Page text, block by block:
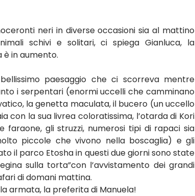
neri in diverse occasioni sia al mattino
schivi e solitari, ci spiega Gianluca, la
è in aumento.
paesaggio che ci scorreva mentre
i serpentari (enormi uccelli che camminano
la genetta maculata, il bucero (un uccello
con la sua livrea coloratissima, l’otarda di Kori
faraone, gli struzzi, numerosi tipi di rapaci sia
piccole che vivono nella boscaglia) e gli
il parco Etosha in questi due giorni sono state
sulla torta”con l’avvistamento dei grandi
di domani mattina.
armata, la preferita di Manuela!